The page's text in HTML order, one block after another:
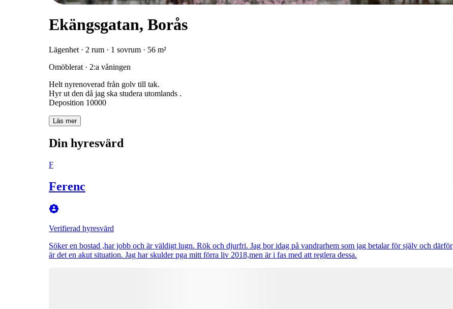
Ekängsgatan, Borås
Lägenhet · 2 rum · 1 sovrum · 56 m²
Omöblerat · 2:a våningen
Helt nyrenoverad från golv till tak.
Hyr ut den då jag ska studera utomlands .
Deposition 10000
Läs mer
Din hyresvärd
F
Ferenc
Verifierad hyresvärd
Söker en bostad ,har jobb och är väldigt lugn. Rök och djurfri. Jag bor idag på vandrarhem som jag betalar för själv och därför
är det en akut situation. Jag har skulder pga mitt förra liv 2018,men är i fas med att reglera dessa.